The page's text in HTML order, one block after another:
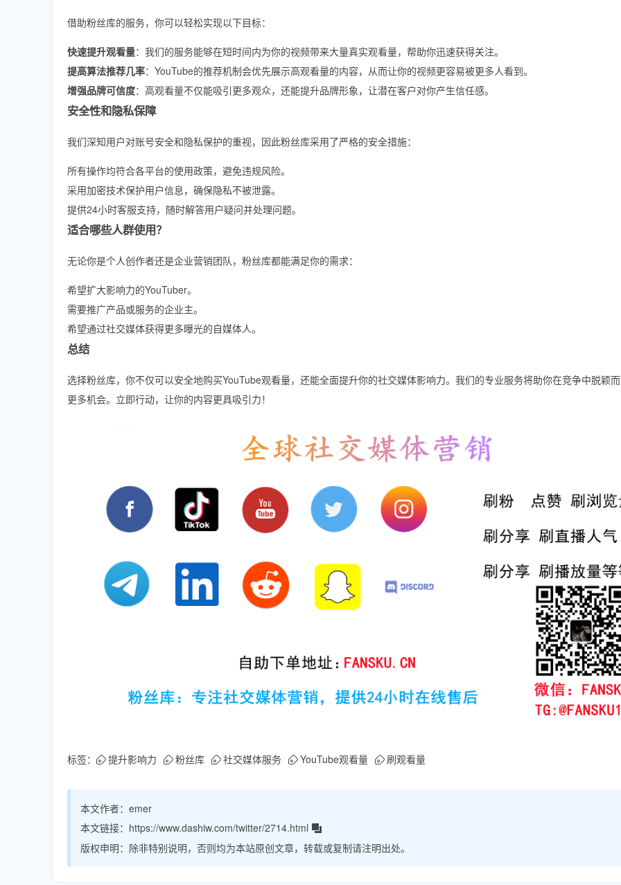
借助粉丝库的服务，你可以轻松实现以下目标：
快速提升观看量：我们的服务能够在短时间内为你的视频带来大量真实观看量，帮助你迅速获得关注。
提高算法推荐几率：YouTube的推荐机制会优先展示高观看量的内容，从而让你的视频更容易被更多人看到。
增强品牌可信度：高观看量不仅能吸引更多观众，还能提升品牌形象，让潜在客户对你产生信任感。
安全性和隐私保障
我们深知用户对账号安全和隐私保护的重视，因此粉丝库采用了严格的安全措施：
所有操作均符合各平台的使用政策，避免违规风险。
采用加密技术保护用户信息，确保隐私不被泄露。
提供24小时客服支持，随时解答用户疑问并处理问题。
适合哪些人群使用？
无论你是个人创作者还是企业营销团队，粉丝库都能满足你的需求：
希望扩大影响力的YouTuber。
需要推广产品或服务的企业主。
希望通过社交媒体获得更多曝光的自媒体人。
总结
选择粉丝库，你不仅可以安全地购买YouTube观看量，还能全面提升你的社交媒体影响力。我们的专业服务将助你在竞争中脱颖
更多机会。立即行动，让你的内容更具吸引力！
标签： 提升影响力 粉丝库 社交媒体服务 YouTube观看量 刷观看量
本文作者： emer
本文链接： https://www.dashiw.com/twitter/2714.html
版权申明： 除非特别说明，否则均为本站原创文章，转载或复制请注明出处。